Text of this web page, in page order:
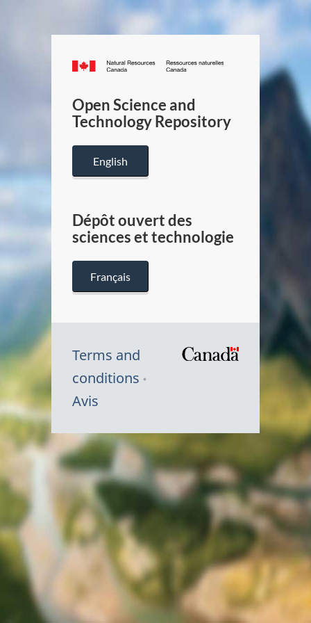
Canada.ca
/
Canada
Open Science and
Technology Repository
English
Dépôt ouvert des
sciences et technologie
Français
Terms and
conditions
Avis
Canada